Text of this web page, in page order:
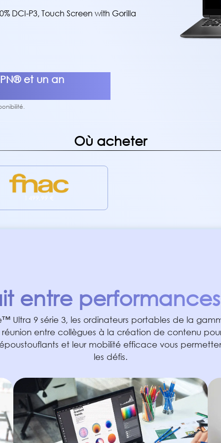
DCI-P3, Touch Screen with Gorilla
et un an
Où acheter
entre
Ultra 9 série 3, les ordinateurs portables de la
entre collègues à la création de contenu
et leur mobilité efficace vous
les défis.